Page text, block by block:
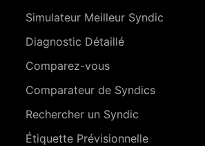
Simulateur Meilleur Syndic
Diagnostic Détaillé
Comparez-vous
Comparateur de Syndics
Rechercher un Syndic
Étiquette Prévisionnelle